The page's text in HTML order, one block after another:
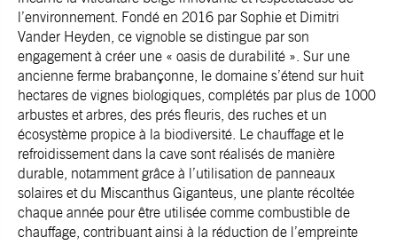
l’environnement. Fondé en 2016 par Sophie et Dimitri
Vander Heyden, ce vignoble se distingue par son
engagement à créer une « oasis de durabilité ». Sur une
ancienne ferme brabançonne, le domaine s’étend sur huit
hectares de vignes biologiques, complétés par plus de 1000
arbustes et arbres, des prés fleuris, des ruches et un
écosystème propice à la biodiversité. Le chauffage et le
refroidissement dans la cave sont réalisés de manière
durable, notamment grâce à l’utilisation de panneaux
solaires et du Miscanthus Giganteus, une plante récoltée
chaque année pour être utilisée comme combustible de
chauffage, contribuant ainsi à la réduction de l’empreinte